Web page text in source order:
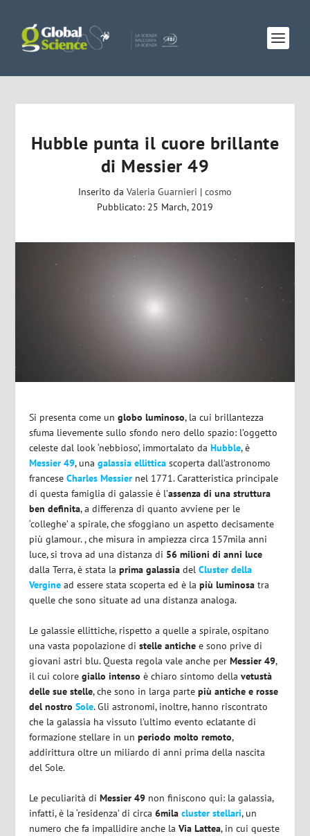
Hubble punta il cuore brillante
di Messier 49
Inserito da Valeria Guarnieri | cosmo
Pubblicato: 25 March, 2019
Si presenta come unglobo luminoso, la cui brillantezza
sfuma lievemente sullo sfondo nero dello spazio: l’oggetto
celeste dal look ‘nebbioso’, immortalato daHubble, è
Messier 49, una galassia ellittica scoperta dall’astronomo
franceseCharles Messier nel 1771. Caratteristica principale
di questa famiglia di galassie è l’assenza di una struttura
ben definita, a differenza di quanto avviene per le
‘colleghe’ a spirale, che sfoggiano un aspetto decisamente
più glamour., che misura in ampiezza circa 157mila anni
luce, si trova ad una distanza di 56 milioni di anni luce
dalla Terra, è stata laprima galassia delCluster della
Vergine ad essere stata scoperta ed è lapiù luminosa tra
quelle che sono situate ad una distanza analoga.
Le galassie ellittiche, rispetto a quelle a spirale, ospitano
una vasta popolazione distelle antiche e sono prive di
giovani astri blu. Questa regola vale anche perMessier 49,
il cui coloregiallo intenso è chiaro sintomo dellavetustà
delle sue stelle, che sono in larga partepiù antiche e rosse
del nostroSole. Gli astronomi, inoltre, hanno riscontrato
che la galassia ha vissuto l’ultimo evento eclatante di
formazione stellare in unperiodo molto remoto,
addirittura oltre un miliardo di anni prima della nascita
del Sole.
Le peculiarità diMessier 49 non finiscono qui: la galassia,
infatti, è la ‘residenza’ di circa6milacluster stellari, un
numero che fa impallidire anche laVia Lattea, in cui queste